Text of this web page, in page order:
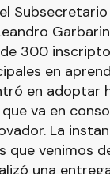
300
en
en adoptar
va en
La
que venimos
una